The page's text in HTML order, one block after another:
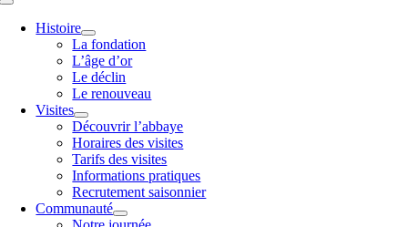
Toggle
NavigationHistoire
La fondation
L’âge d’or
Le déclin
Le renouveau
Visites
Découvrir l’abbaye
Horaires des visites
Tarifs des visites
Informations pratiques
Recrutement saisonnier
Communauté